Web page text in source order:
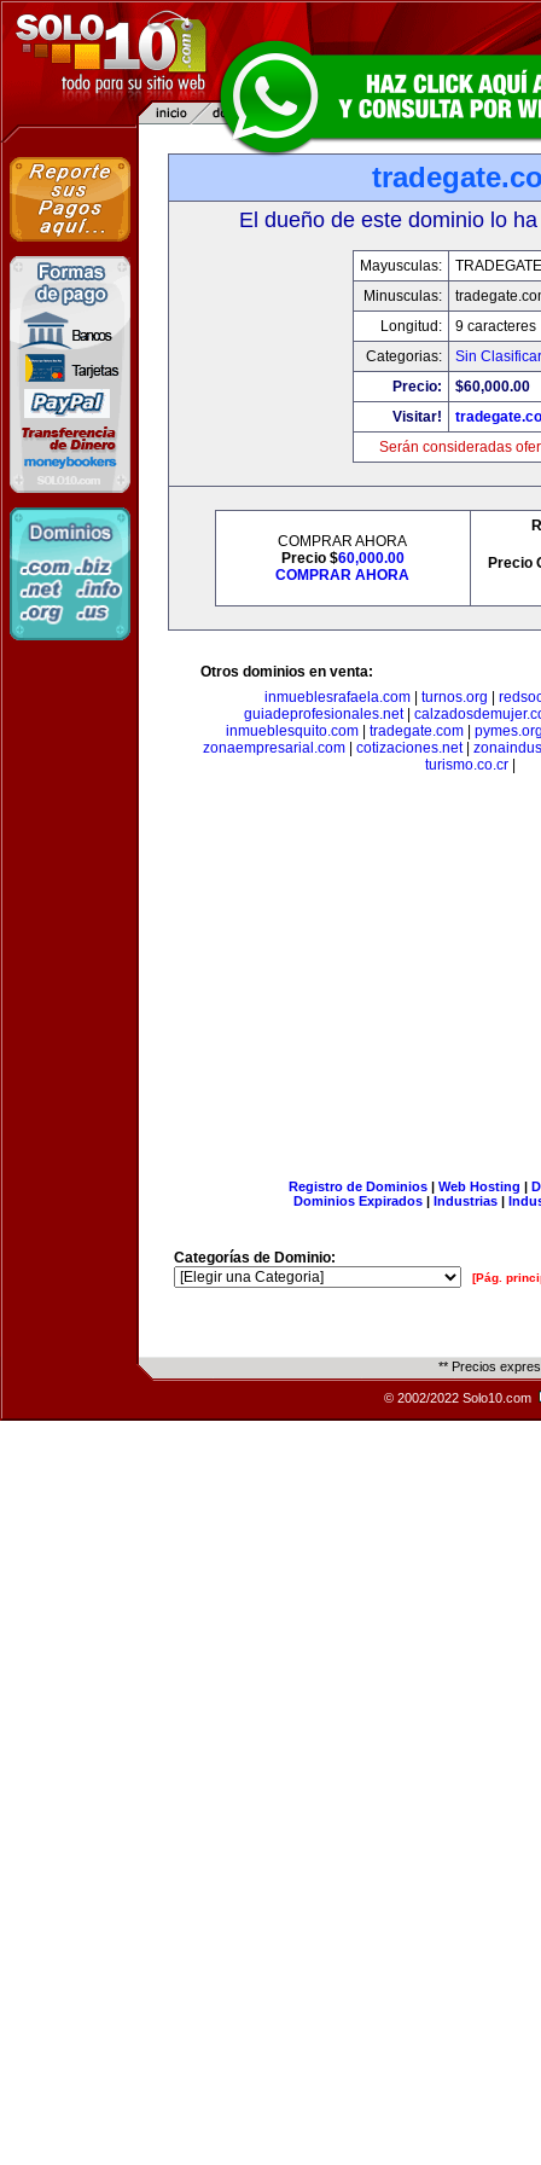
El dueño de este dominio lo
Mayusculas:
Minusculas:
Longitud:
9 caracteres
Categorias:
Sin Clasificar
Precio:
$60,000.00
Visitar!
Serán consideradas
COMPRAR AHORA
Precio $60,000.00
COMPRAR AHORA
Precio
Otros dominios en venta:
inmueblesrafaela.com
turnos.org
guiadeprofesionales.net|
inmueblesquito.com
tradegate.com
zonaempresarial.com| cotizaciones.net|
turismo.co.cr|
Registro de Dominios| Web Hosting |
Dominios Expirados | Industrias |
Categorías de Dominio:
[Pág.
** Precios
© 2002/2022 Solo10.com